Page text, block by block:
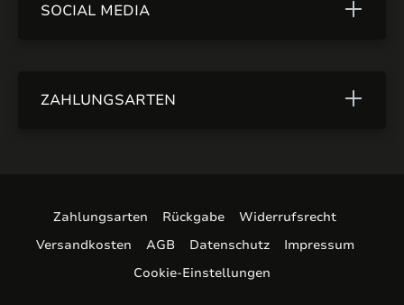
SOCIAL MEDIA
ZAHLUNGSARTEN
Zahlungsarten Rückgabe
Widerrufsrecht
Versandkosten
AGB Datenschutz
Impressum
Cookie-Einstellungen